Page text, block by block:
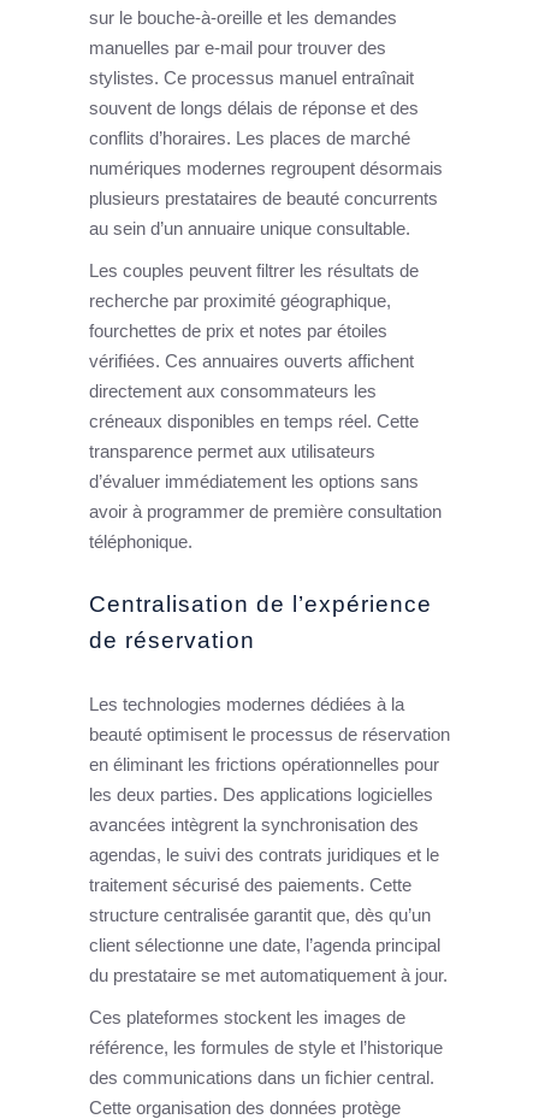
sur le bouche-à-oreille et les demandes
manuelles par e-mail pour trouver des
stylistes. Ce processus manuel entraînait
souvent de longs délais de réponse et des
conflits d’horaires. Les places de marché
numériques modernes regroupent désormais
plusieurs prestataires de beauté concurrents
au sein d’un annuaire unique consultable.
Les couples peuvent filtrer les résultats de
recherche par proximité géographique,
fourchettes de prix et notes par étoiles
vérifiées. Ces annuaires ouverts affichent
directement aux consommateurs les
créneaux disponibles en temps réel. Cette
transparence permet aux utilisateurs
d’évaluer immédiatement les options sans
avoir à programmer de première consultation
téléphonique.
Centralisation de l’expérience
de réservation
Les technologies modernes dédiées à la
beauté optimisent le processus de réservation
en éliminant les frictions opérationnelles pour
les deux parties. Des applications logicielles
avancées intègrent la synchronisation des
agendas, le suivi des contrats juridiques et le
traitement sécurisé des paiements. Cette
structure centralisée garantit que, dès qu’un
client sélectionne une date, l’agenda principal
du prestataire se met automatiquement à jour.
Ces plateformes stockent les images de
référence, les formules de style et l’historique
des communications dans un fichier central.
Cette organisation des données protège